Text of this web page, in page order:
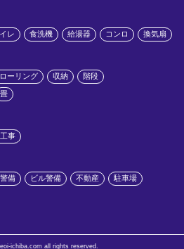
レ 食洗機 給湯器 コンロ 換気扇
ーリング 収納 階段
畳
事
備 ビル警備 不動産 駐車場
ichiba.com all rights reserved.